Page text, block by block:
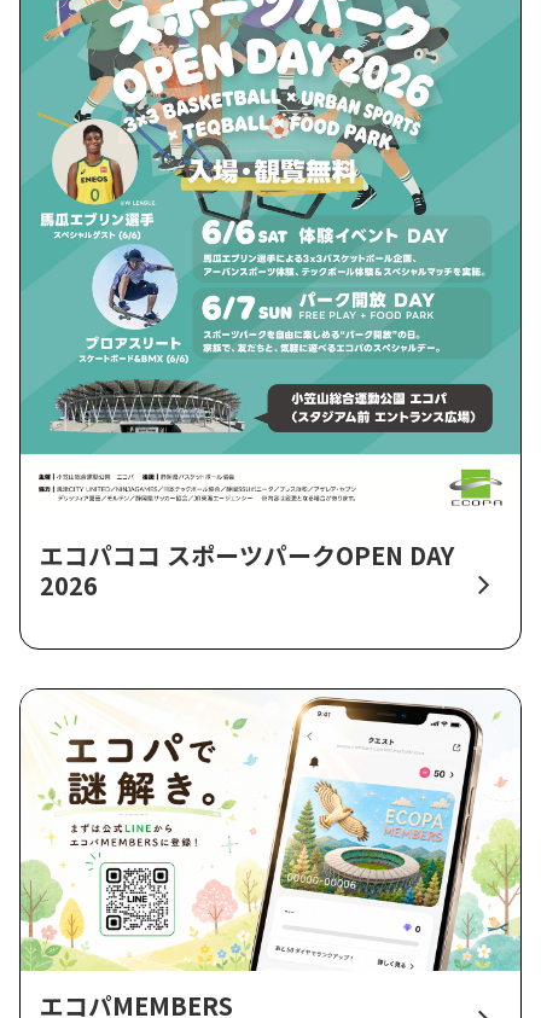
エコパココ スポーツパークOPEN DAY
2026
エコパMEMBERS